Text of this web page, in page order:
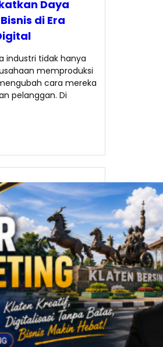
Daya
di Era
industri tidak hanya
memproduksi
cara mereka
pelanggan. Di